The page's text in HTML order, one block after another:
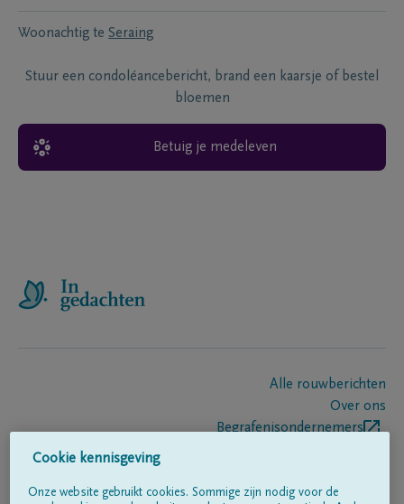
Woonachtig te Seraing
Stuur een condoléancebericht, brand een kaarsje of bestel
bloemen
Betuig je medeleven
Alle rouwberichten
Over ons
Begrafenisondernemers
Cookie kennisgeving
Onze website gebruikt cookies. Sommige zijn nodig voor de